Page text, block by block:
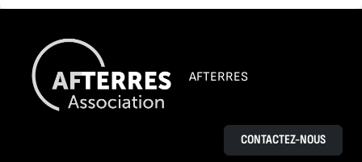
AFTERRES
CONTACTEZ-NOUS